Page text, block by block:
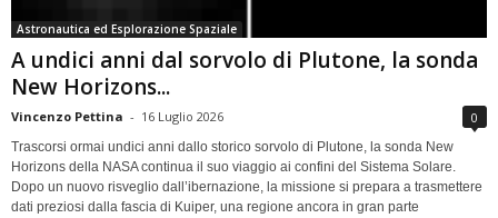
Astronautica ed Esplorazione Spaziale
A undici anni dal sorvolo di Plutone, la sonda
New Horizons...
Vincenzo Pettina - 16 Luglio 2026 0
Trascorsi ormai undici anni dallo storico sorvolo di Plutone, la sonda New
Horizons della NASA continua il suo viaggio ai confini del Sistema Solare.
Dopo un nuovo risveglio dall’ibernazione, la missione si prepara a trasmettere
dati preziosi dalla fascia di Kuiper, una regione ancora in gran parte